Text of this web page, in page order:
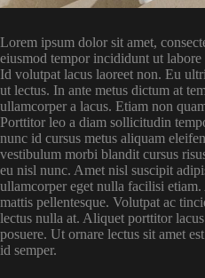
Lorem ipsum dolor sit amet,
eiusmod tempor incididunt ut labore
Id volutpat lacus laoreet non. Eu
ut lectus. In ante metus dictum at
ullamcorper a lacus. Etiam non
Porttitor leo a diam sollicitudin
nunc id cursus metus aliquam
vestibulum morbi blandit cursus
eu nisl nunc. Amet nisl suscipit
ullamcorper eget nulla facilisi
mattis pellentesque. Volutpat ac
lectus nulla at. Aliquet porttitor
posuere. Ut ornare lectus sit amet
id semper.